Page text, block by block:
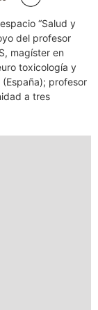
“Salud y
del profesor
magíster en
toxicología y
profesor
a tres